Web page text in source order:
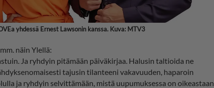
yhdessä Ernest Lawsonin kanssa. Kuva: MTV3
näin Ylellä:
Ja ryhdyin pitämään päiväkirjaa. Halusin taltioida ne
tajusin tilanteeni vakavuuden, haparoin
ja ryhdyin selvittämään, mistä uupumuksessa on oikeastaan